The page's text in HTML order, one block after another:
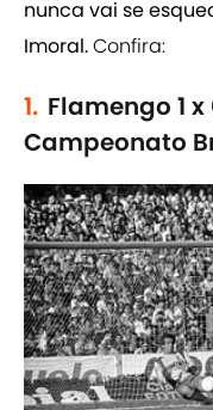
nunca vai se
Imoral.Confira:
1. Flamengo 1
Campeonato